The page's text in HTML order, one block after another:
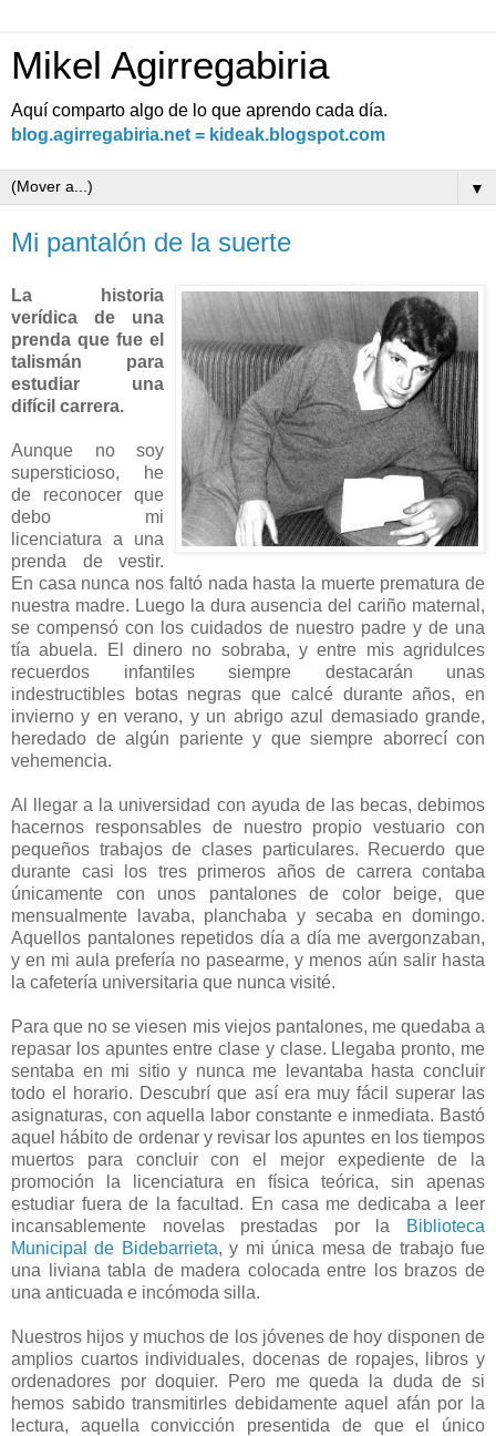
Mikel Agirregabiria
Aquí comparto algo de lo que aprendo cada día.
blog.agirregabiria.net = kideak.blogspot.com
▼
Mi pantalón de la suerte
La historia
verídica de una
prenda que fue el
talismán para
estudiar una
difícil carrera.
Aunque no soy
supersticioso, he
de reconocer que
debo mi
licenciatura a una
prenda de vestir.
En casa nunca nos faltó nada hasta la muerte prematura de
nuestra madre. Luego la dura ausencia del cariño maternal,
se compensó con los cuidados de nuestro padre y de una
tía abuela. El dinero no sobraba, y entre mis agridulces
recuerdos infantiles siempre destacarán unas
indestructibles botas negras que calcé durante años, en
invierno y en verano, y un abrigo azul demasiado grande,
heredado de algún pariente y que siempre aborrecí con
vehemencia.
Al llegar a la universidad con ayuda de las becas, debimos
hacernos responsables de nuestro propio vestuario con
pequeños trabajos de clases particulares. Recuerdo que
durante casi los tres primeros años de carrera contaba
únicamente con unos pantalones de color beige, que
mensualmente lavaba, planchaba y secaba en domingo.
Aquellos pantalones repetidos día a día me avergonzaban,
y en mi aula prefería no pasearme, y menos aún salir hasta
la cafetería universitaria que nunca visité.
Para que no se viesen mis viejos pantalones, me quedaba a
repasar los apuntes entre clase y clase. Llegaba pronto, me
sentaba en mi sitio y nunca me levantaba hasta concluir
todo el horario. Descubrí que así era muy fácil superar las
asignaturas, con aquella labor constante e inmediata. Bastó
aquel hábito de ordenar y revisar los apuntes en los tiempos
muertos para concluir con el mejor expediente de la
promoción la licenciatura en física teórica, sin apenas
estudiar fuera de la facultad. En casa me dedicaba a leer
incansablemente novelas prestadas por la
Biblioteca
Municipal de Bidebarrieta, y mi única mesa de trabajo fue
una liviana tabla de madera colocada entre los brazos de
una anticuada e incómoda silla.
Nuestros hijos y muchos de los jóvenes de hoy disponen de
amplios cuartos individuales, docenas de ropajes, libros y
ordenadores por doquier. Pero me queda la duda de si
hemos sabido transmitirles debidamente aquel afán por la
lectura, aquella convicción presentida de que el único